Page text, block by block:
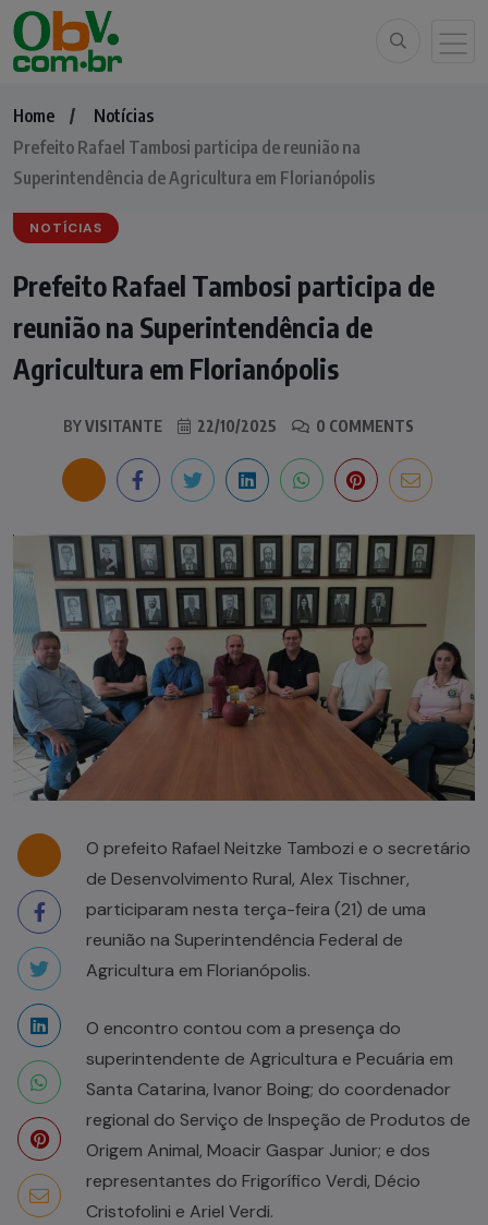
Home
Notícias
Prefeito Rafael Tambosi participa de reunião na
Superintendência de Agricultura em Florianópolis
NOTÍCIAS
Prefeito Rafael Tambosi participa de
reunião na Superintendência de
Agricultura em Florianópolis
BYVISITANTE 22/10/2025 0 COMMENTS
O prefeito Rafael Neitzke Tambozi e o secretário
de Desenvolvimento Rural, Alex Tischner,
participaram nesta terça-feira (21) de uma
reunião na Superintendência Federal de
Agricultura em Florianópolis.
O encontro contou com a presença do
superintendente de Agricultura e Pecuária em
Santa Catarina, Ivanor Boing; do coordenador
regional do Serviço de Inspeção de Produtos de
Origem Animal, Moacir Gaspar Junior; e dos
representantes do Frigorífico Verdi, Décio
Cristofolini e Ariel Verdi.